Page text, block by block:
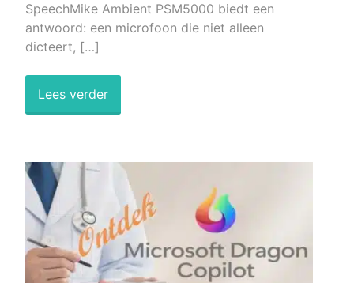
SpeechMike Ambient PSM5000 biedt een
antwoord: een microfoon die niet alleen
dicteert, […]
Lees verder